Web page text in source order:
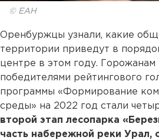
© ЕАН
Оренбуржцы узнали, какие
территории приведут в
центре в этом году. Горожанам
победителями рейтингового
программы «Формирование
среды» на 2022 год стали
второй этап лесопарка
часть набережной реки Урал,